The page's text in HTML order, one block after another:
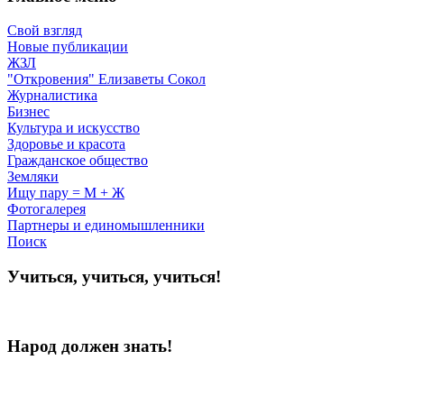
Свой взгляд
Новые публикации
ЖЗЛ
"Откровения" Елизаветы Сокол
Журналистика
Бизнес
Культура и искусство
Здоровье и красота
Гражданское общество
Земляки
Ищу пару = М + Ж
Фотогалерея
Партнеры и единомышленники
Поиск
Учиться, учиться, учиться!
Народ должен знать!